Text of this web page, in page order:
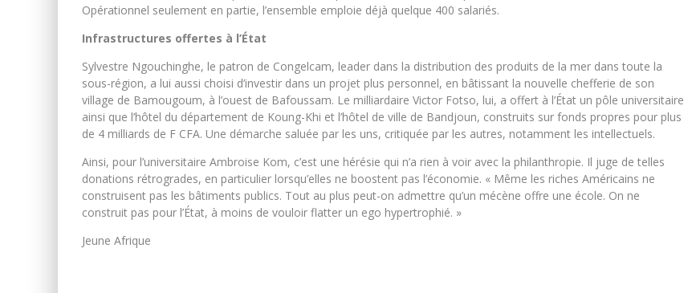
Opérationnel seulement en partie, l’ensemble emploie déjà quelque 400 salariés.
Infrastructures offertes à l’État
Sylvestre Ngouchinghe, le patron de Congelcam, leader dans la distribution des produits de la mer dans toute la
sous-région, a lui aussi choisi d’investir dans un projet plus personnel, en bâtissant la nouvelle chefferie de son
village de Bamougoum, à l’ouest de Bafoussam. Le milliardaire Victor Fotso, lui, a offert à l’État un pôle universitaire
ainsi que l’hôtel du département de Koung-Khi et l’hôtel de ville de Bandjoun, construits sur fonds propres pour plus
de 4 milliards de F CFA. Une démarche saluée par les uns, critiquée par les autres, notamment les intellectuels.
Ainsi, pour l’universitaire Ambroise Kom, c’est une hérésie qui n’a rien à voir avec la philanthropie. Il juge de telles
donations rétrogrades, en particulier lorsqu’elles ne boostent pas l’économie. « Même les riches Américains ne
construisent pas les bâtiments publics. Tout au plus peut-on admettre qu’un mécène offre une école. On ne
construit pas pour l’État, à moins de vouloir flatter un ego hypertrophié. »
Jeune Afrique